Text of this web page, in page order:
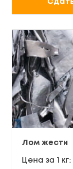
Лом жести
Цена за 1 кг: